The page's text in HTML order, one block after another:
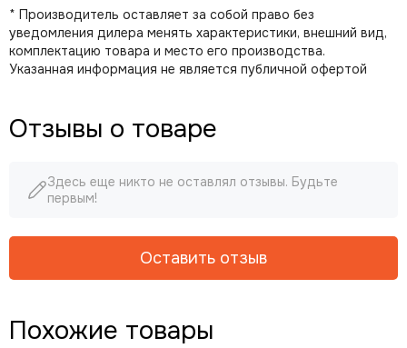
* Производитель оставляет за собой право без
уведомления дилера менять характеристики, внешний вид,
комплектацию товара и место его производства.
Указанная информация не является публичной офертой
Отзывы о товаре
Здесь еще никто не оставлял отзывы. Будьте
первым!
Оставить отзыв
Похожие товары